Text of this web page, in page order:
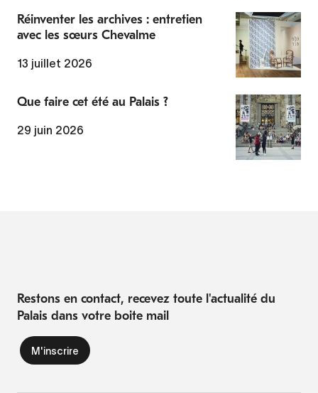
Réinventer les archives : entretien
avec les sœurs Chevalme
13 juillet 2026
Que faire cet été au Palais ?
29 juin 2026
Restons en contact, recevez toute l'actualité du
Palais dans votre boite mail